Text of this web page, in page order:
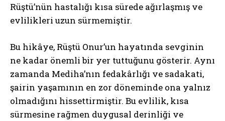
Rüştü’nün hastalığı kısa sürede ağırlaşmış ve
evlilikleri uzun sürmemiştir.
Bu hikâye, Rüştü Onur’un hayatında sevginin
ne kadar önemli bir yer tuttuğunu gösterir. Aynı
zamanda Mediha’nın fedakârlığı ve sadakati,
şairin yaşamının en zor döneminde ona yalnız
olmadığını hissettirmiştir. Bu evlilik, kısa
sürmesine rağmen duygusal derinliği ve